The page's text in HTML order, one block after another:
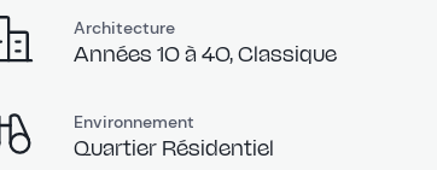
Architecture
Années 10 à 40, Classique
Environnement
Quartier Résidentiel